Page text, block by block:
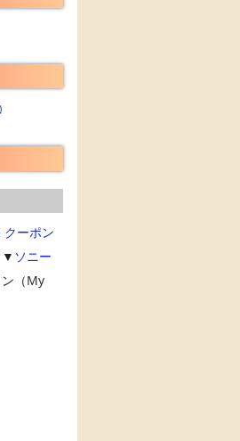
クーポン
▼ ソニー
（My